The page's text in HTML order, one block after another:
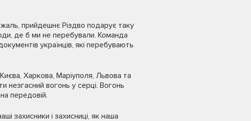
прийдешнє Різдво подарує таку
де б ми не перебували. Команда
українців, які перебувають
Харкова, Маріуполя, Львова та
незгасний вогонь у серці. Вогонь
передовій.
захисники і захисниці, як наша